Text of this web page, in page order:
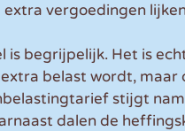
extra vergoedingen
is begrijpelijk. Het is
belast wordt,
stijgt
dalen de